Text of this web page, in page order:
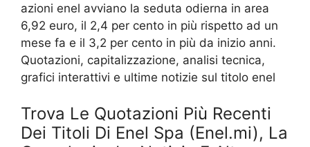
azioni enel avviano la seduta odierna in area
6,92 euro, il 2,4 per cento in più rispetto ad un
mese fa e il 3,2 per cento in più da inizio anni.
Quotazioni, capitalizzazione, analisi tecnica,
grafici interattivi e ultime notizie sul titolo enel
Trova Le Quotazioni Più Recenti
Dei Titoli Di Enel Spa (Enel.mi), La